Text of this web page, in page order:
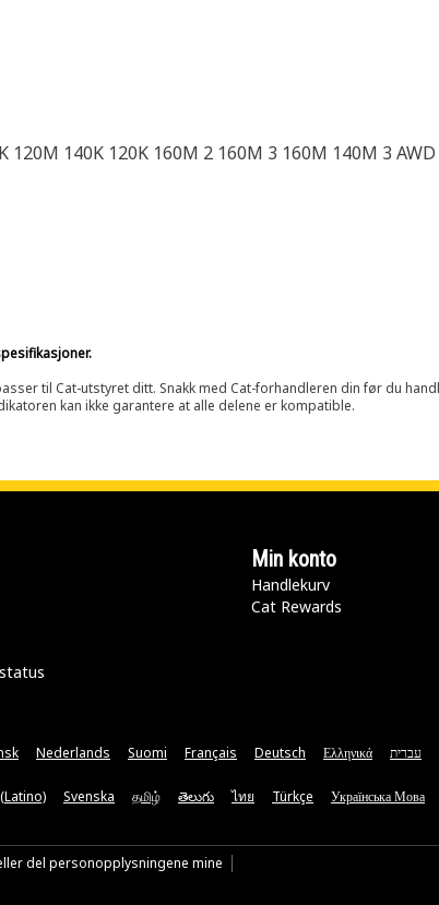
140K 120K 160M 2 160M 3 160M 140M 3
til Cat-utstyret ditt. Snakk med Cat-forhandleren din før du
kan ikke garantere at alle delene er kompatible.
Min konto
Handlekurv
Cat Rewards
Nederlands Suomi Français Deutsch Ελληνικά עברית
Svenska தமிழ் తెలుగు ไทย Türkçe Українська Мова
del personopplysningene mine